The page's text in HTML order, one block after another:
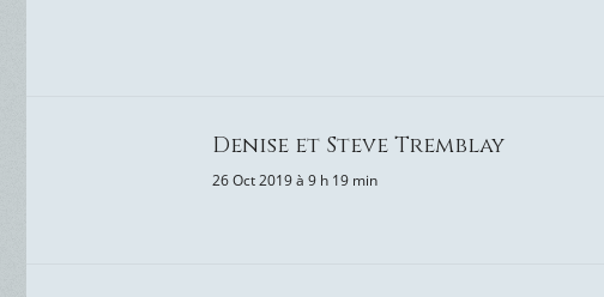
Denise et Steve Tremblay
26 Oct 2019 à 9 h 19 min